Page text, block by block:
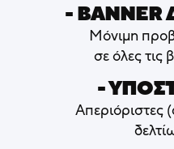
-
Μόνιμη
σε όλες τις
-
Απεριόριστες